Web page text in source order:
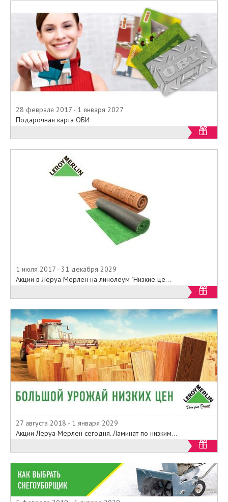
28 февраля 2017 - 1 января 2027
Подарочная карта ОБИ
1 июля 2017 - 31 декабря 2029
Акции в Леруа Мерлен на линолеум "Низкие це...
27 августа 2018 - 1 января 2029
Акции Леруа Мерлен сегодня. Ламинат по низким...